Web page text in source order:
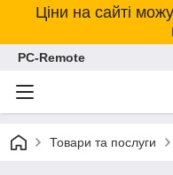
Ціни на сайті
PC-Remote
Товари та послуги